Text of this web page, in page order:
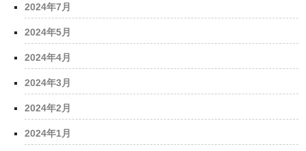
2024年7月
2024年5月
2024年4月
2024年3月
2024年2月
2024年1月